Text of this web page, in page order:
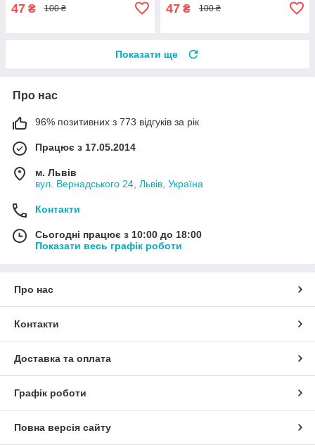
47 ₴ 100 ₴ 47 ₴ 100 ₴
Показати ще
Про нас
96% позитивних з 773 відгуків за рік
Працює з 17.05.2014
м. Львів
вул. Вернадського 24, Львів, Україна
Контакти
Сьогодні працює з 10:00 до 18:00
Показати весь графік роботи
Про нас
Контакти
Доставка та оплата
Графік роботи
Повна версія сайту